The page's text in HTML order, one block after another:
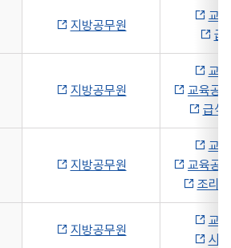
지방공무원
교
급
지방공무원
교
교육공
급식
지방공무원
교
교육공
조리
지방공무원
교
시